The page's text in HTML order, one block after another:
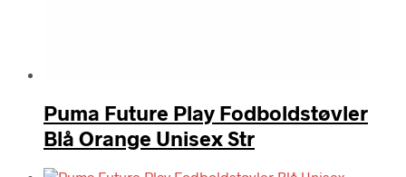
Puma Future Play Fodboldstøvler
Blå Orange Unisex Str